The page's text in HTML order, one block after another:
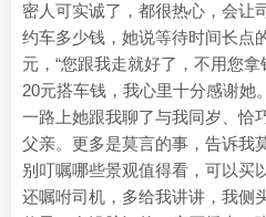
密人可实诚了，都很热心，会让
约车多少钱，她说等待时间长点
元，“您跟我走就好了，不用您
20元搭车钱，我心里十分感谢她。
一路上她跟我聊了与我同岁、恰
父亲。更多是莫言的事，告诉我
别叮嘱哪些景观值得看，可以买
还嘱咐司机，多给我讲讲，我侧